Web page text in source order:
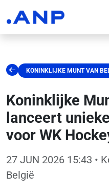
KONINKLIJKE MUNT VAN
Koninklijke
lanceert
voor WK
27 JUN 2026 15:43 •
België